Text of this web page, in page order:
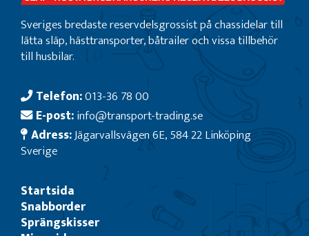
Sveriges bredaste reservdelsgrossist på chassidelar till
lätta släp, hästtransporter, båtrailer och vissa tillbehör
till husbilar.
Telefon:013-36 78 00
E-post:info@transport-trading.se
Adress:Jägarvallsvägen 6E, 584 22 Linköping
Sverige
Startsida
Snabborder
Sprängskisser